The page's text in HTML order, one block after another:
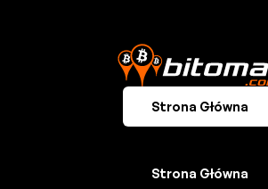
Strona Główna
Strona Główna